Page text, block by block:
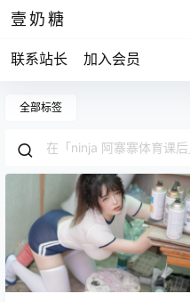
壹奶糖
联系站长 加入会员
全部标签